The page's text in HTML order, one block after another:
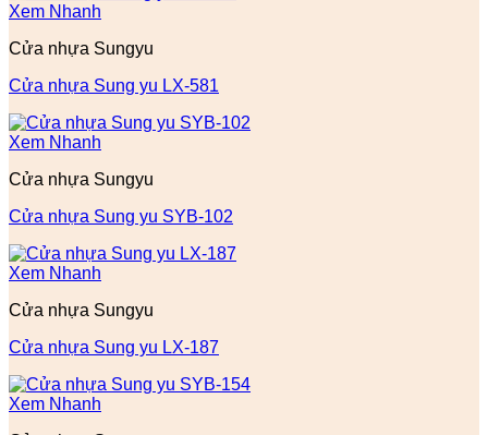
Xem Nhanh
Cửa nhựa Sungyu
Cửa nhựa Sung yu LX-581
Xem Nhanh
Cửa nhựa Sungyu
Cửa nhựa Sung yu SYB-102
Xem Nhanh
Cửa nhựa Sungyu
Cửa nhựa Sung yu LX-187
Xem Nhanh